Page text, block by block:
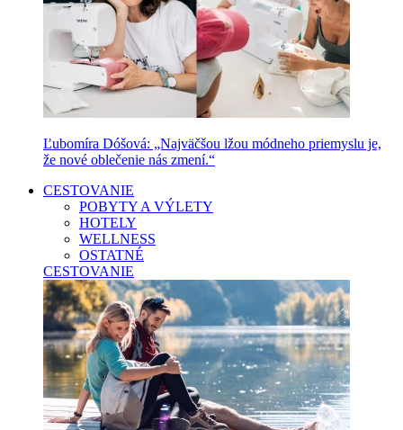
Ľubomíra Dóšová: „Najväčšou lžou módneho priemyslu je,
že nové oblečenie nás zmení.“
CESTOVANIE
POBYTY A VÝLETY
HOTELY
WELLNESS
OSTATNÉ
CESTOVANIE